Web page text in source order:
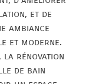
et de
ambiance
et moderne.
la rénovation
de bain